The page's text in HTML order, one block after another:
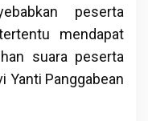
peserta
mendapat
suara peserta
Yanti Panggabean